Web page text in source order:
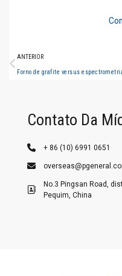
ANTERIOR
Contato Da
+ 86 (10) 6991 0651
No.3 Pingsan Road,
Pequim, China